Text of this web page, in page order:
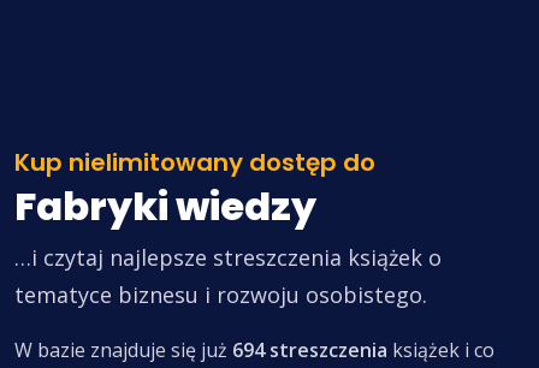
Kup nielimitowany dostęp do
Fabryki wiedzy
…i czytaj najlepsze streszczenia książek o
tematyce biznesu i rozwoju osobistego.
W bazie znajduje się już 694 streszczenia książek i co